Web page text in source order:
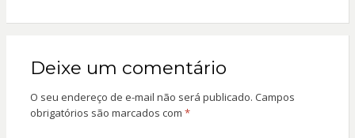
Deixe um comentário
O seu endereço de e-mail não será publicado. Campos
obrigatórios são marcados com *